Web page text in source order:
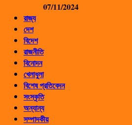
07/11/2024
রাজ্য
দেশ
বিদেশ
রাজনীতি
বিনোদন
খেলাধুলা
বিশেষ প্রতিবেদন
সংস্কৃতি
অন্যান্য
সম্পাদকীয়